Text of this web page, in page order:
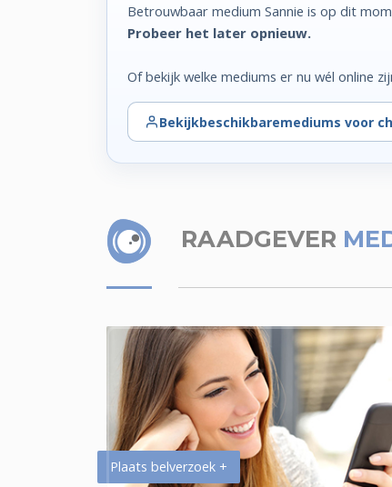
Betrouwbaar medium Sannie is op dit
Probeer het later opnieuw.
Of bekijk welke mediums er nu wél online
Bekijkbeschikbaremediums voor
RAADGEVER
Plaats belverzoek +